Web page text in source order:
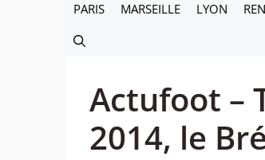
PARIS MARSEILLE LYON
Actufoot –
2014, le